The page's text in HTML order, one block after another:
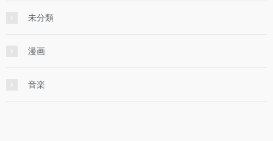
未分類
漫画
音楽